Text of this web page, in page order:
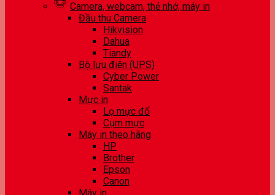
Camera, webcam, thẻ nhớ, máy in
Đầu thu Camera
Hikvision
Dahua
Tiandy
Bộ lưu điện (UPS)
Cyber Power
Santak
Mực in
Lọ mực đổ
Cụm mực
Máy in theo hãng
HP
Brother
Epson
Canon